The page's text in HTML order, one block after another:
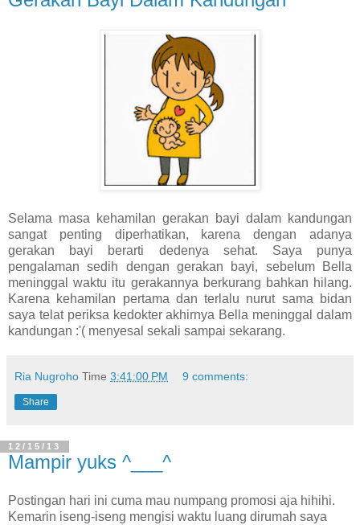
Selama masa kehamilan gerakan bayi dalam kandungan
sangat penting diperhatikan, karena dengan adanya
gerakan bayi berarti dedenya sehat. Saya punya
pengalaman sedih dengan gerakan bayi, sebelum Bella
meninggal waktu itu gerakannya berkurang bahkan hilang.
Karena kehamilan pertama dan terlalu nurut sama bidan
saya telat periksa kedokter akhirnya Bella meninggal dalam
kandungan :'( menyesal sekali sampai sekarang.
Ria Nugroho Time 3:41:00 PM 9 comments:
Share
12/15/13
Mampir yuks ^___^
Postingan hari ini cuma mau numpang promosi aja hihihi.
Kemarin iseng-iseng mengisi waktu luang dirumah saya